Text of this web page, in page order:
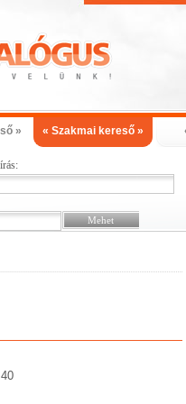
» « Szakmai kereső »